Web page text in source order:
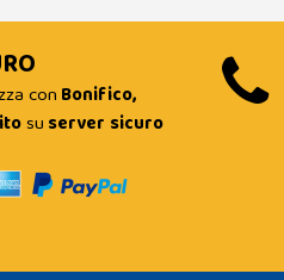
con Bonifico,
su server sicuro